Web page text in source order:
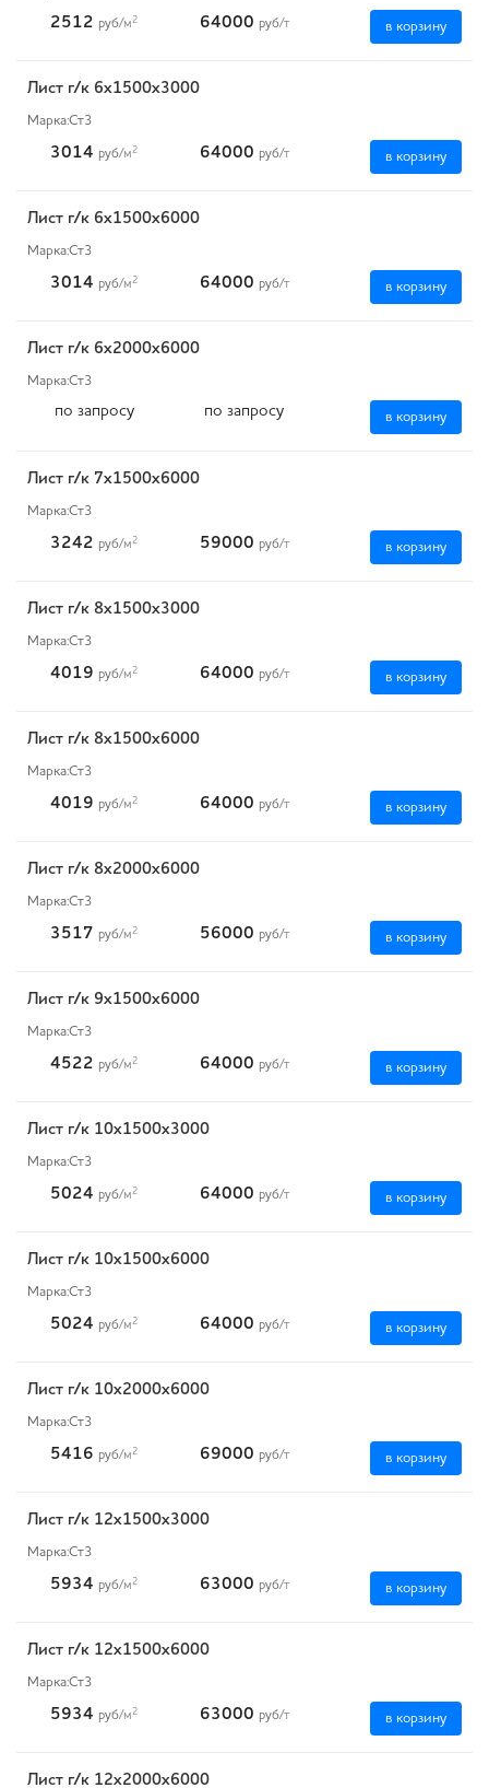
2512 руб/м2 64000 руб/т в корзину
Лист г/к 6х1500х3000
Марка:Ст3
3014 руб/м2 64000 руб/т в корзину
Лист г/к 6х1500х6000
Марка:Ст3
3014 руб/м2 64000 руб/т в корзину
Лист г/к 6х2000х6000
Марка:Ст3
по запросу по запросу в корзину
Лист г/к 7х1500х6000
Марка:Ст3
3242 руб/м2 59000 руб/т в корзину
Лист г/к 8х1500х3000
Марка:Ст3
4019 руб/м2 64000 руб/т в корзину
Лист г/к 8х1500х6000
Марка:Ст3
4019 руб/м2 64000 руб/т в корзину
Лист г/к 8х2000х6000
Марка:Ст3
3517 руб/м2 56000 руб/т в корзину
Лист г/к 9х1500х6000
Марка:Ст3
4522 руб/м2 64000 руб/т в корзину
Лист г/к 10х1500х3000
Марка:Ст3
5024 руб/м2 64000 руб/т в корзину
Лист г/к 10х1500х6000
Марка:Ст3
5024 руб/м2 64000 руб/т в корзину
Лист г/к 10х2000х6000
Марка:Ст3
5416 руб/м2 69000 руб/т в корзину
Лист г/к 12х1500х3000
Марка:Ст3
5934 руб/м2 63000 руб/т в корзину
Лист г/к 12х1500х6000
Марка:Ст3
5934 руб/м2 63000 руб/т в корзину
Лист г/к 12х2000х6000